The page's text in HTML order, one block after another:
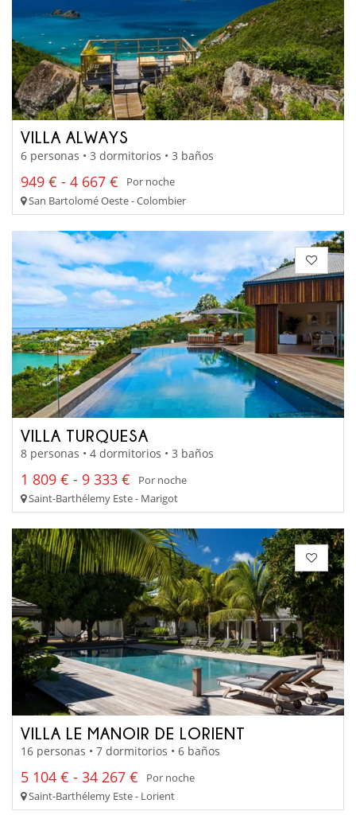
VILLA ALWAYS
6 personas • 3 dormitorios • 3 baños
949 € - 4 667 €
Por noche
San Bartolomé Oeste - Colombier
VILLA TURQUESA
8 personas • 4 dormitorios • 3 baños
1 809 € - 9 333 €
Por noche
Saint-Barthélemy Este - Marigot
VILLA LE MANOIR DE LORIENT
16 personas • 7 dormitorios • 6 baños
5 104 € - 34 267 €
Por noche
Saint-Barthélemy Este - Lorient